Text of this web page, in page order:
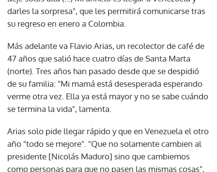
darles la sorpresa", que les permitirá comunicarse tras
su regreso en enero a Colombia.
Más adelante va Flavio Arias, un recolector de café de
47 años que salió hace cuatro días de Santa Marta
(norte). Tres años han pasado desde que se despidió
de su familia: "Mi mamá está desesperada esperando
verme otra vez. Ella ya está mayor y no se sabe cuándo
se termina la vida", lamenta.
Arias solo pide llegar rápido y que en Venezuela el otro
año "todo se mejore". "Que no solamente cambien al
presidente [Nicolás Maduro] sino que cambiemos
como personas para que no pasen las mismas cosas",